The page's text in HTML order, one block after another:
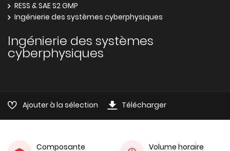
RESS & SAE S2 GMP
Ingénierie des systèmes cyberphysiques
Ingénierie des systèmes
cyberphysiques
Ajouter à la sélection Télécharger
Composante
Volume horaire